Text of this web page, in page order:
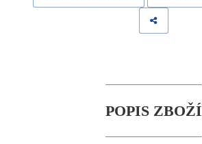
POPIS ZBOŽÍ